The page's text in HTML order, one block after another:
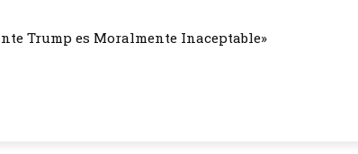
Trump es Moralmente Inaceptable»